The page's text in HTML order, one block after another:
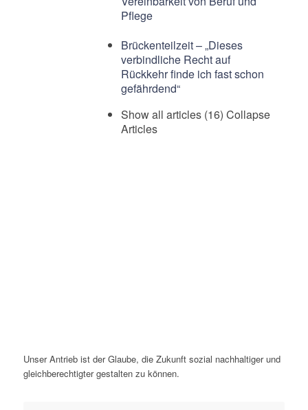
Pflege
Brückenteilzeit – „Dieses
verbindliche Recht auf
Rückkehr finde ich fast schon
gefährdend“
Show all articles (16) Collapse
Articles
Unser Antrieb ist der Glaube, die Zukunft sozial nachhaltiger und
gleichberechtigter gestalten zu können.